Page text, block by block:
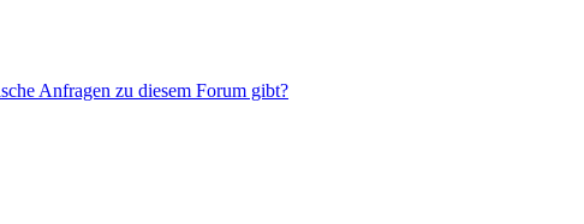
Anfragen zu diesem Forum gibt?